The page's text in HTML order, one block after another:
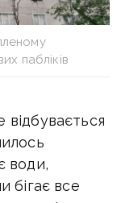
пабліків
води,
бігає все